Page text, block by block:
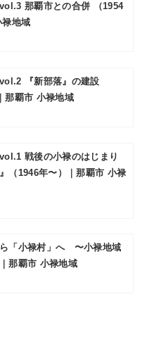
那覇市との合併 （1954
禄地域
『新部落』の建設
那覇市 小禄地域
戦後の小禄のはじまり
（1946年〜）｜那覇市 小禄
ら「小禄村」へ 〜小禄地域
那覇市 小禄地域